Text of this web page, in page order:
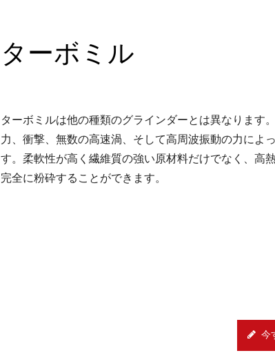
ターボミル
ターボミルは他の種類のグラインダーとは異なります
力、衝撃、無数の高速渦、そして高周波振動の力によ
す。柔軟性が高く繊維質の強い原材料だけでなく、高
完全に粉砕することができます。
今